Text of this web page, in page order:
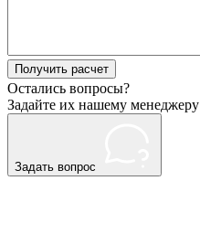
Please
leave
this
Остались вопросы?
Задайте их нашему менеджеру
Задать вопрос